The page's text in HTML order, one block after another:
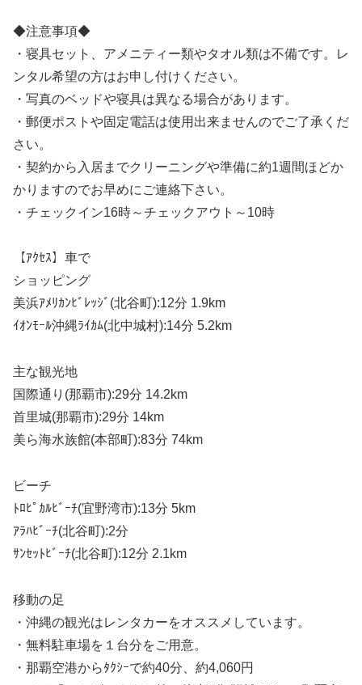
◆注意事項◆
・寝具セット、アメニティー類やタオル類は不備です。レ
ンタル希望の方はお申し付けください。
・写真のベッドや寝具は異なる場合があります。
・郵便ポストや固定電話は使用出来ませんのでご了承くだ
さい。
・契約から入居までクリーニングや準備に約1週間ほどか
かりますのでお早めにご連絡下さい。
・チェックイン16時～チェックアウト～10時
【ｱｸｾｽ】車で
ショッピング
美浜ｱﾒﾘｶﾝﾋﾞﾚｯｼﾞ(北谷町):12分 1.9km
ｲｵﾝﾓｰﾙ沖縄ﾗｲｶﾑ(北中城村):14分 5.2km
主な観光地
国際通り(那覇市):29分 14.2km
首里城(那覇市):29分 14km
美ら海水族館(本部町):83分 74km
ビーチ
ﾄﾛﾋﾟｶﾙﾋﾞｰﾁ(宜野湾市):13分 5km
ｱﾗﾊﾋﾞｰﾁ(北谷町):2分
ｻﾝｾｯﾄﾋﾞｰﾁ(北谷町):12分 2.1km
移動の足
・沖縄の観光はレンタカーをオススメしています。
・無料駐車場を１台分をご用意。
・那覇空港からﾀｸｼｰで約40分、約4,060円